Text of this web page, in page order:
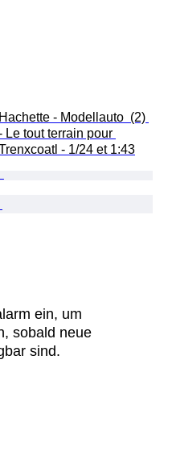
Hachette - Modellauto  (2)
Le tout terrain pour
- 1/24 et 1:43
ein, um
sobald neue
sind.